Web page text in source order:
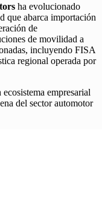
ha evolucionado
que abarca importación
de
de movilidad a
incluyendo FISA
regional operada por
empresarial
del sector automotor